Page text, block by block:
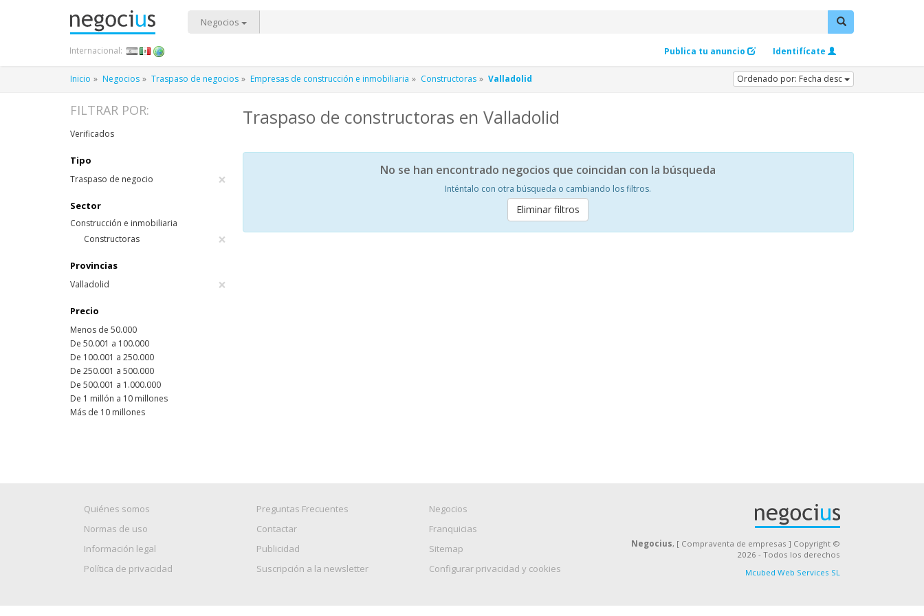
Negocios
Publica tu anuncio Identifícate
Internacional:
Inicio Negocios Traspaso de negocios Empresas de construcción e inmobiliaria Constructoras Valladolid Ordenado por: Fecha desc
Traspaso de constructoras en Valladolid
No se han encontrado negocios que coincidan con la búsqueda
Inténtalo con otra búsqueda o cambiando los filtros.
Eliminar filtros
FILTRAR POR:
Verificados
Tipo
Traspaso de negocio ×
Sector
Construcción e inmobiliaria
Constructoras
×
Provincias
Valladolid ×
Precio
Menos de 50.000
De 50.001 a 100.000
De 100.001 a 250.000
De 250.001 a 500.000
De 500.001 a 1.000.000
De 1 millón a 10 millones
Más de 10 millones
Quiénes somos
Normas de uso
Información legal
Política de privacidad
Preguntas Frecuentes
Contactar
Publicidad
Suscripción a la newsletter
Negocios
Franquicias
Sitemap
Configurar privacidad y cookies
Negocius, [ Compraventa de empresas ] Copyright ©
2026 - Todos los derechos
Mcubed Web Services SL